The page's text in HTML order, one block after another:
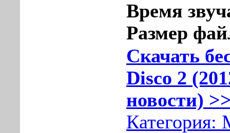
Время
Размер
Скачать
Disco 2
новости)
Категория: